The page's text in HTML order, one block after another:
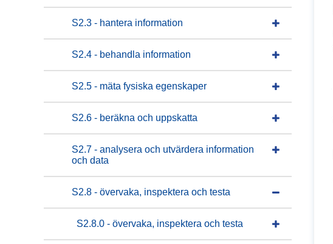
S2.3 - hantera information
S2.4 - behandla information
S2.5 - mäta fysiska egenskaper
S2.6 - beräkna och uppskatta
S2.7 - analysera och utvärdera information
och data
S2.8 - övervaka, inspektera och testa
S2.8.0 - övervaka, inspektera och testa